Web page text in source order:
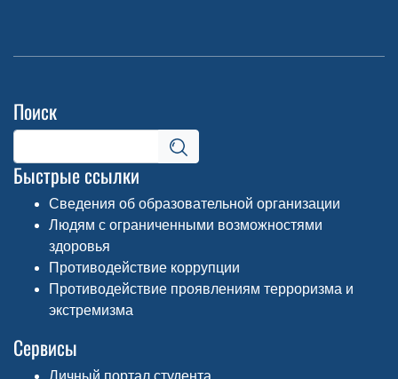
Поиск
Быстрые ссылки
Сведения об образовательной организации
Людям с ограниченными возможностями
здоровья
Противодействие коррупции
Противодействие проявлениям терроризма и
экстремизма
Сервисы